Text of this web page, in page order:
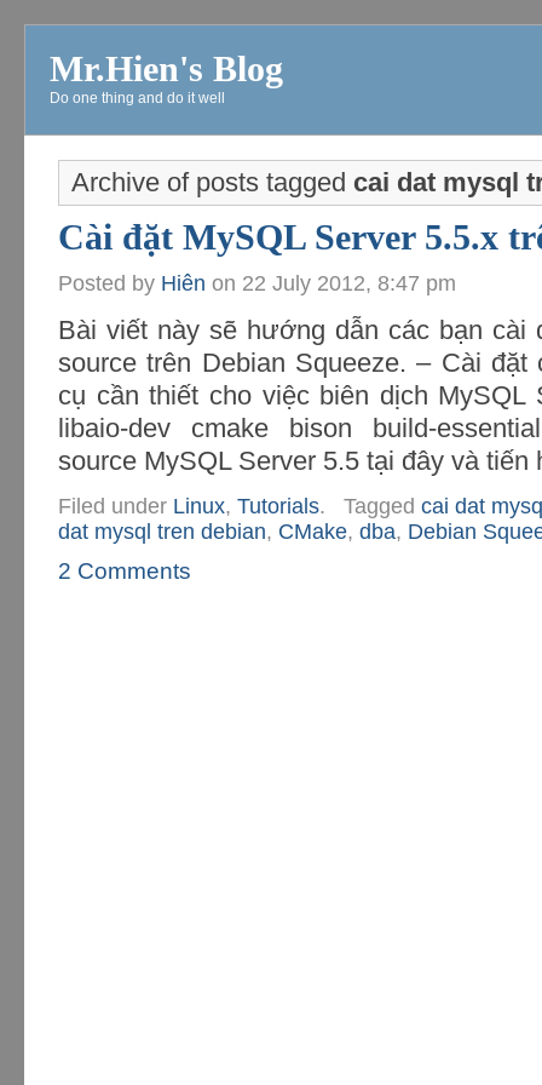
Mr.Hien's Blog
Do one thing and do it well
Archive of posts tagged cai dat mysql
Cài đặt MySQL Server 5.5.x
Posted by Hiên on 22 July 2012, 8:47 pm
Bài viết này sẽ hướng dẫn các bạn cài
source trên Debian Squeeze. – Cài
cụ cần thiết cho việc biên dịch MySQL
libaio-dev cmake bison build-
source MySQL Server 5.5 tại đây và
Filed under Linux, Tutorials. Tagged cai dat
dat mysql tren debian, CMake, dba, Debian
2 Comments